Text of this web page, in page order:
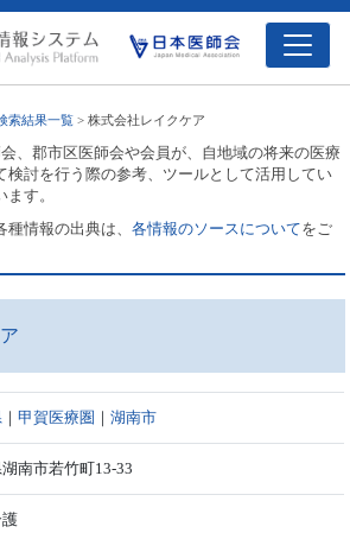
索結果一覧 > 株式会社レイクケア
、郡市区医師会や会員が、自地域の将来の医療
検討を行う際の参考、ツールとして活用してい
す。
種情報の出典は、各情報のソースについてをご
｜甲賀医療圏 ｜湖南市
南市若竹町13-33